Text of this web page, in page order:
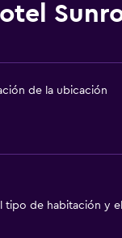
de la ubicación
tipo de habitación y el